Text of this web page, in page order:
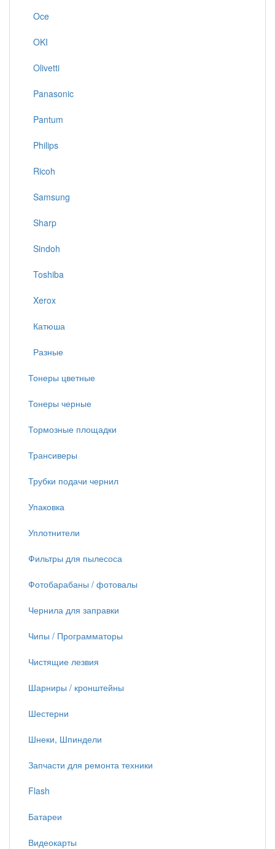
Oce
OKI
Olivetti
Panasonic
Pantum
Philips
Ricoh
Samsung
Sharp
Sindoh
Toshiba
Xerox
Катюша
Разные
Тонеры цветные
Тонеры черные
Тормозные площадки
Трансиверы
Трубки подачи чернил
Упаковка
Уплотнители
Фильтры для пылесоса
Фотобарабаны / фотовалы
Чернила для заправки
Чипы / Программаторы
Чистящие лезвия
Шарниры / кронштейны
Шестерни
Шнеки, Шпиндели
Запчасти для ремонта техники
Flash
Батареи
Видеокарты